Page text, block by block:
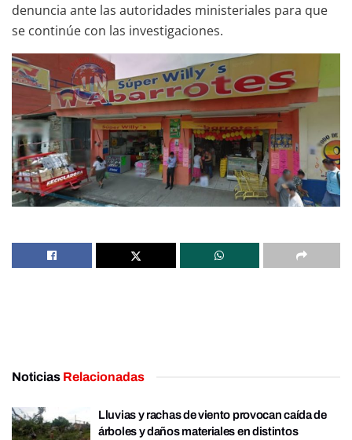
denuncia ante las autoridades ministeriales para que
se continúe con las investigaciones.
Noticias Relacionadas
Lluvias y rachas de viento provocan caída de
árboles y daños materiales en distintos